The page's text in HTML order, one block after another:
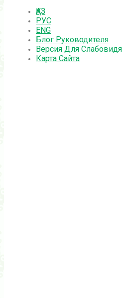
ҚАЗ
РУС
ENG
Блог Руководителя
Версия Для
Карта Сайта